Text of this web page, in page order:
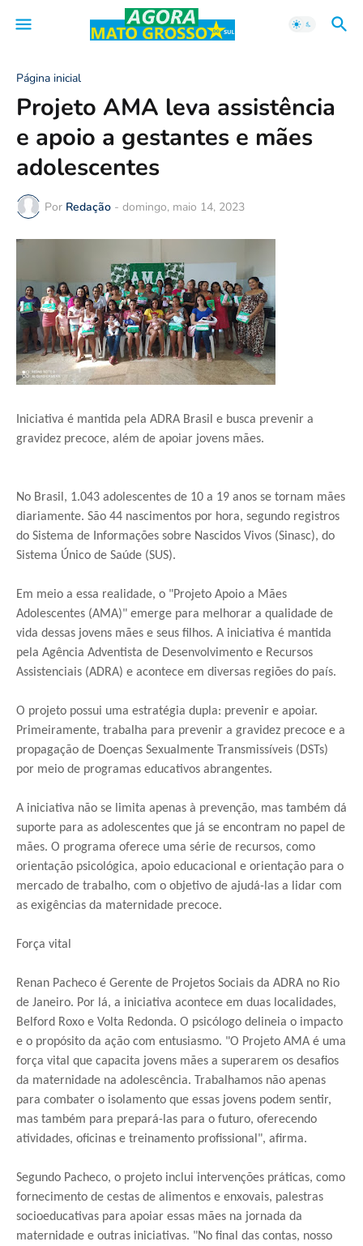
Página inicial
Projeto AMA leva assistência
e apoio a gestantes e mães
adolescentes
Por Redação - domingo, maio 14, 2023
Iniciativa é mantida pela ADRA Brasil e busca prevenir a
gravidez precoce, além de apoiar jovens mães.
No Brasil, 1.043 adolescentes de 10 a 19 anos se tornam mães
diariamente. São 44 nascimentos por hora, segundo registros
do Sistema de Informações sobre Nascidos Vivos (Sinasc), do
Sistema Único de Saúde (SUS).
Em meio a essa realidade, o "Projeto Apoio a Mães
Adolescentes (AMA)" emerge para melhorar a qualidade de
vida dessas jovens mães e seus filhos. A iniciativa é mantida
pela Agência Adventista de Desenvolvimento e Recursos
Assistenciais (ADRA) e acontece em diversas regiões do país.
O projeto possui uma estratégia dupla: prevenir e apoiar.
Primeiramente, trabalha para prevenir a gravidez precoce e a
propagação de Doenças Sexualmente Transmissíveis (DSTs)
por meio de programas educativos abrangentes.
A iniciativa não se limita apenas à prevenção, mas também dá
suporte para as adolescentes que já se encontram no papel de
mães. O programa oferece uma série de recursos, como
orientação psicológica, apoio educacional e orientação para o
mercado de trabalho, com o objetivo de ajudá-las a lidar com
as exigências da maternidade precoce.
Força vital
Renan Pacheco é Gerente de Projetos Sociais da ADRA no Rio
de Janeiro. Por lá, a iniciativa acontece em duas localidades,
Belford Roxo e Volta Redonda. O psicólogo delineia o impacto
e o propósito da ação com entusiasmo. "O Projeto AMA é uma
força vital que capacita jovens mães a superarem os desafios
da maternidade na adolescência. Trabalhamos não apenas
para combater o isolamento que essas jovens podem sentir,
mas também para prepará-las para o futuro, oferecendo
atividades, oficinas e treinamento profissional", afirma.
Segundo Pacheco, o projeto inclui intervenções práticas, como
fornecimento de cestas de alimentos e enxovais, palestras
socioeducativas para apoiar essas mães na jornada da
maternidade e outras iniciativas. "No final das contas, nosso